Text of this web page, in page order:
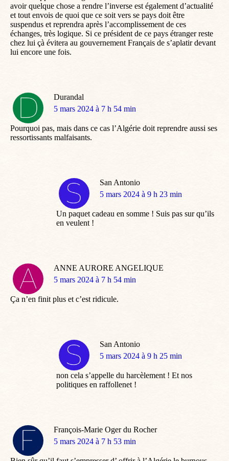
avoir quelque chose a rendre l’inverse est également d’actualité
et tout envois de quoi que ce soit vers se pays doit être
suspendus et reprendra après l’accomplissement de ces
échanges, très logique. Si ce président de ce pays étranger reste
chez lui çà évitera au gouvernement Français de s’aplatir devant
lui encore une fois.
Durandal
dit
5 mars 2024 à 7 h 54 min
Pourquoi pas, mais dans ce cas l’Algérie doit reprendre aussi ses
ressortissants malfaisants.
San Antonio
dit
5 mars 2024 à 9 h 23 min
Un paquet cadeau en somme ! Suis pas sur qu’ils
en veulent !
ANNE AURORE ANGELIQUE
dit
5 mars 2024 à 7 h 54 min
Ça n’en finit plus et c’est ridicule.
San Antonio
dit
5 mars 2024 à 9 h 25 min
non cela s’appelle du harcèlement ! Et nos
politiques en raffollenet !
François-Marie Oger du Rocher
dit
5 mars 2024 à 7 h 53 min